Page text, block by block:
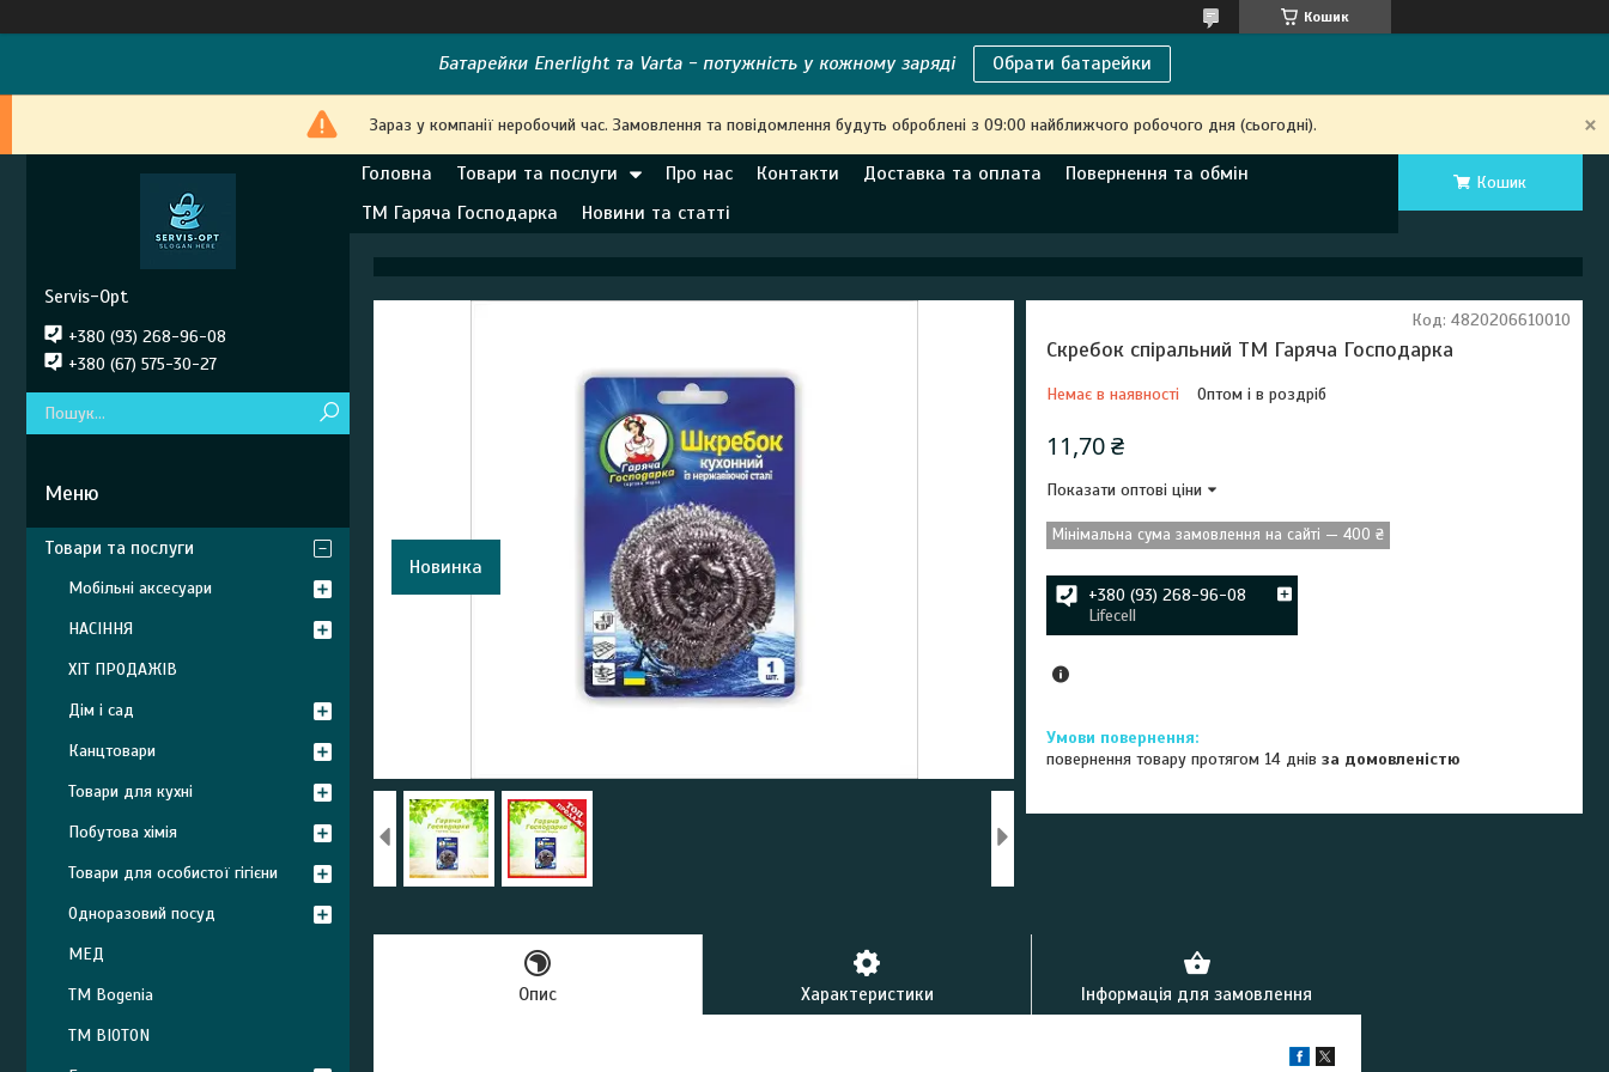
Кошик
Батарейки Enerlight та Varta - потужність у кожному заряді Обрати батарейки
Зараз у компанії неробочий час. Замовлення та повідомлення будуть оброблені з 09:00 найближчого робочого дня (сьогодні).
Головна Товари та послуги Про нас Контакти Доставка та оплата
Повернення та обмін
ТМ Гаряча Господарка
Новини та статті
Кошик
Новинка
Скребок спіральний ТМ Гаряча Господарка
Немає в наявності Оптом і в роздріб
Код: 4820206610010
11,70 ₴
Показати оптові ціни
Мінімальна сума замовлення на сайті — 400 ₴
+380 (93) 268-96-08
Lifecell
повернення товару протягом 14 днівза домовленістю
Опис Характеристики Інформація для замовлення
Servis-Opt
+380 (93) 268-96-08
+380 (67) 575-30-27
Товари та послуги
Мобільні аксесуари
НАСІННЯ
ХІТ ПРОДАЖІВ
Дім і сад
Канцтовари
Товари для кухні
Побутова хімія
Товари для особистої гігієни
Одноразовий посуд
МЕД
ТМ Bogenia
ТМ BIOTON